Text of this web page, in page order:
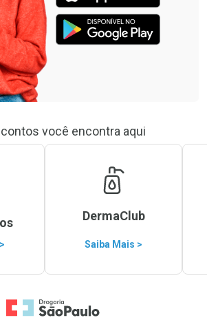
você encontra aqui
DermaClub
Saiba Mais >
Ir para a Home